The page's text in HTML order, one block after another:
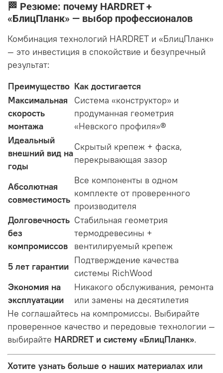
🏁 Резюме: почему HARDRET +
«БлицПланк» — выбор профессионалов
Комбинация технологий HARDRET и «БлицПланк»
— это инвестиция в спокойствие и безупречный
результат:
Преимущество Как достигается
Максимальная
скорость
монтажа
Система «конструктор» и
продуманная геометрия
«Невского профиля»®
Идеальный
внешний вид на
годы
Скрытый крепеж + фаска,
перекрывающая зазор
Абсолютная
совместимость
Все компоненты в одном
комплекте от проверенного
производителя
Долговечность
без
компромиссов
Стабильная геометрия
термодревесины +
вентилируемый крепеж
5 лет гарантии
Подтверждение качества
системы RichWood
Экономия на
эксплуатации
Никакого обслуживания, ремонта
или замены на десятилетия
Не соглашайтесь на компромиссы. Выбирайте
проверенное качество и передовые технологии —
выбирайте HARDRET и систему «БлицПланк».
Хотите узнать больше о наших материалах или